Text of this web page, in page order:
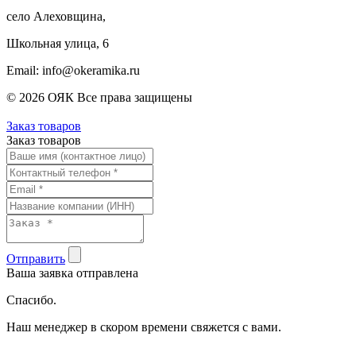
село Алеховщина,
Школьная улица, 6
Email: info@okeramika.ru
© 2026 ОЯК Все права защищены
Заказ товаров
Заказ товаров
Отправить
Ваша заявка отправлена
Спасибо.
Наш менеджер в скором времени свяжется с вами.